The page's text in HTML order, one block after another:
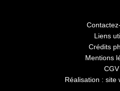
Liens
Crédits
Mentions
CGV
Réalisation : site